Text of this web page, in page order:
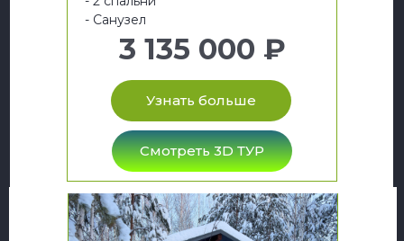
- Санузел
3 135 000 ₽
Узнать больше
Смотреть 3D ТУР